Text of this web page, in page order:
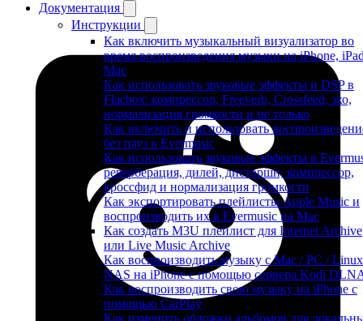
Документация
Инструкции
Как включить музыкальный визуализатор во
время воспроизведения музыки на iPhone,
Mac
Как использовать звуковые эффекты и DSP в
Flacbox: компрессор, Freeverb, Crossfeed, эхо,
нормализация громкости и не только
Как включить и использовать
без пауз в Evermusic
Как использовать звуковые эффекты в
реверберация, дилей, дисторшн, компрессор,
кроссфид и нормализация громкости
Как экспортировать плейлисты Apple Music и
воспроизводить их в Evermusic на Mac
Как создать M3U плейлист для Internet Archive
или Live Music Archive
Как воспроизводить музыку с Mac / PC /
NAS на iPhone с помощью сервера Kodi
Как воспроизводить свою музыку на iPhone с
помощью CarPlay
Как изменить обложки альбомов для